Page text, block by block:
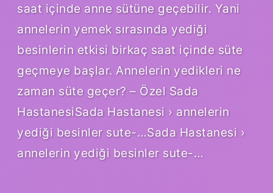
saat içinde anne sütüne geçebilir. Yani
annelerin yemek sırasında yediği
besinlerin etkisi birkaç saat içinde süte
geçmeye başlar. Annelerin yedikleri ne
zaman süte geçer? – Özel Sada
HastanesiSada Hastanesi › annelerin
yediği besinler sute-…Sada Hastanesi ›
annelerin yediği besinler sute-…